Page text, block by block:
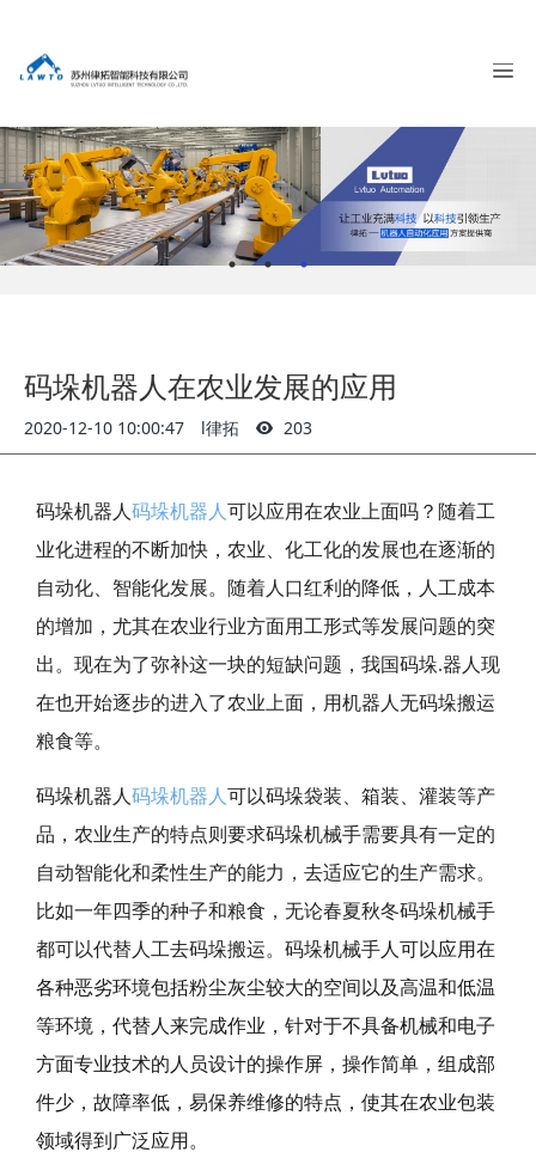
码垛机器人在农业发展的应用
2020-12-10 10:00:47 l律拓 203
码垛机器人 码垛机器人 可以应用在农业上面吗？随着工
业化进程的不断加快，农业、化工化的发展也在逐渐的
自动化、智能化发展。随着人口红利的降低，人工成本
的增加，尤其在农业行业方面用工形式等发展问题的突
出。现在为了弥补这一块的短缺问题，我国码垛.器人现
在也开始逐步的进入了农业上面，用机器人无码垛搬运
粮食等。
码垛机器人 码垛机器人 可以码垛袋装、箱装、灌装等产
品，农业生产的特点则要求码垛机械手需要具有一定的
自动智能化和柔性生产的能力，去适应它的生产需求。
比如一年四季的种子和粮食，无论春夏秋冬码垛机械手
都可以代替人工去码垛搬运。码垛机械手人可以应用在
各种恶劣环境包括粉尘灰尘较大的空间以及高温和低温
等环境，代替人来完成作业，针对于不具备机械和电子
方面专业技术的人员设计的操作屏，操作简单，组成部
件少，故障率低，易保养维修的特点，使其在农业包装
领域得到广泛应用。